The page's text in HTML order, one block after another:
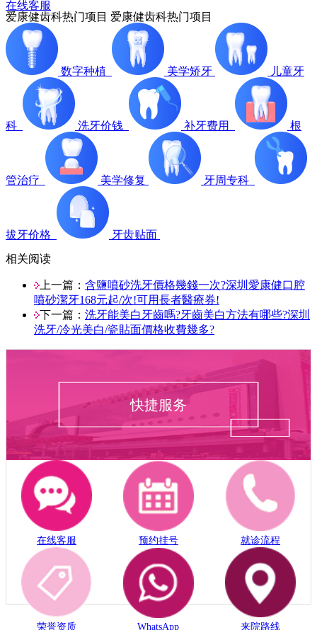
在线客服
爱康健齿科热门项目 爱康健齿科热门项目
数字种植 美学矫牙 儿童牙
科 洗牙价钱 补牙费用 根
管治疗 美学修复 牙周专科
拔牙价格
牙齿贴面
相关阅读
上一篇： 含鹽噴砂洗牙價格幾錢一次?深圳愛康健口腔
噴砂潔牙168元起/次!可用長者醫療券!
下一篇： 洗牙能美白牙齒嗎?牙齒美白方法有哪些?深圳
洗牙/冷光美白/瓷貼面價格收費幾多?
快捷服务
在线客服 预约挂号 就诊流程
荣誉资质 WhatsApp 来院路线